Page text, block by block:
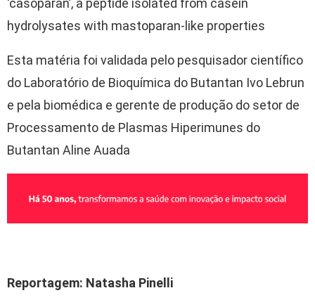
hydrolysates with mastoparan-like properties
Esta matéria foi validada pelo pesquisador científico
do Laboratório de Bioquímica do Butantan Ivo Lebrun
e pela biomédica e gerente de produção do setor de
Processamento de Plasmas Hiperimunes do
Butantan Aline Auada
Reportagem: Natasha Pinelli